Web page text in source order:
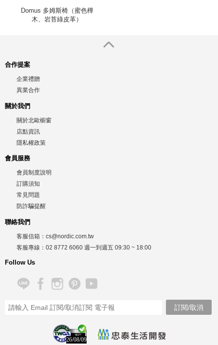
Domus 多姆斯椅（蜜色樺
木、岩苔綠皮革）
合作提案
企業禮贈
異業合作
關於我們
關於北歐櫥窗
店點資訊
隱私權政策
會員服務
會員制度說明
訂購須知
常見問題
防詐騙提醒
聯絡我們
客服信箱： cs@nordic.com.tw
客服專線： 02 8772 6060 週一到週五 09:30 ~ 18:00
Follow Us
26/08/09